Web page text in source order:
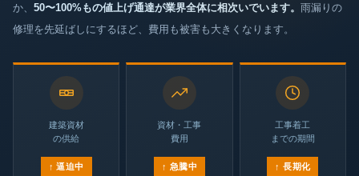
か、 50〜100%もの値上げ通達が業界全体に相次いでいます。 雨漏りの
修理を先延ばしにするほど、費用も被害も大きくなります。
建築資材
の供給
↑ 逼迫中
資材・工事
費用
↑ 急騰中
工事着工
までの期間
↑ 長期化